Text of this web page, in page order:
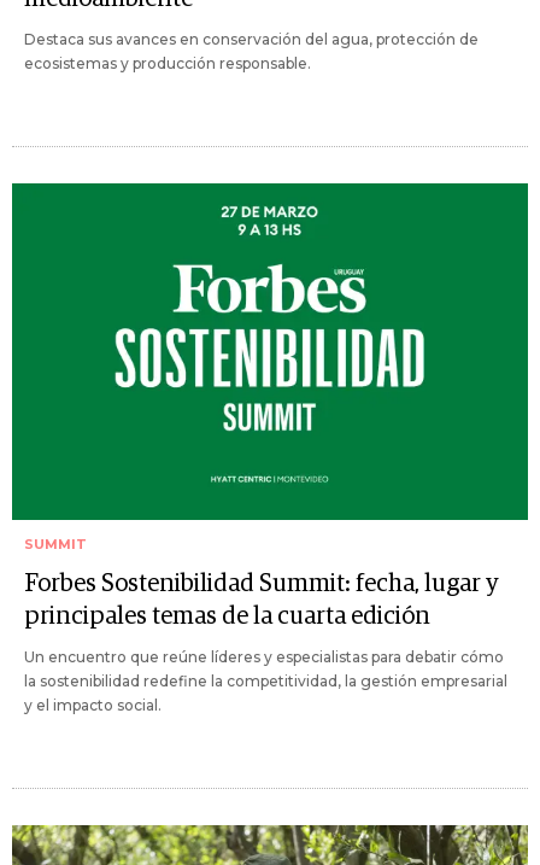
Destaca sus avances en conservación del agua, protección de
ecosistemas y producción responsable.
SUMMIT
Forbes Sostenibilidad Summit: fecha, lugar y
principales temas de la cuarta edición
Un encuentro que reúne líderes y especialistas para debatir cómo
la sostenibilidad redefine la competitividad, la gestión empresarial
y el impacto social.